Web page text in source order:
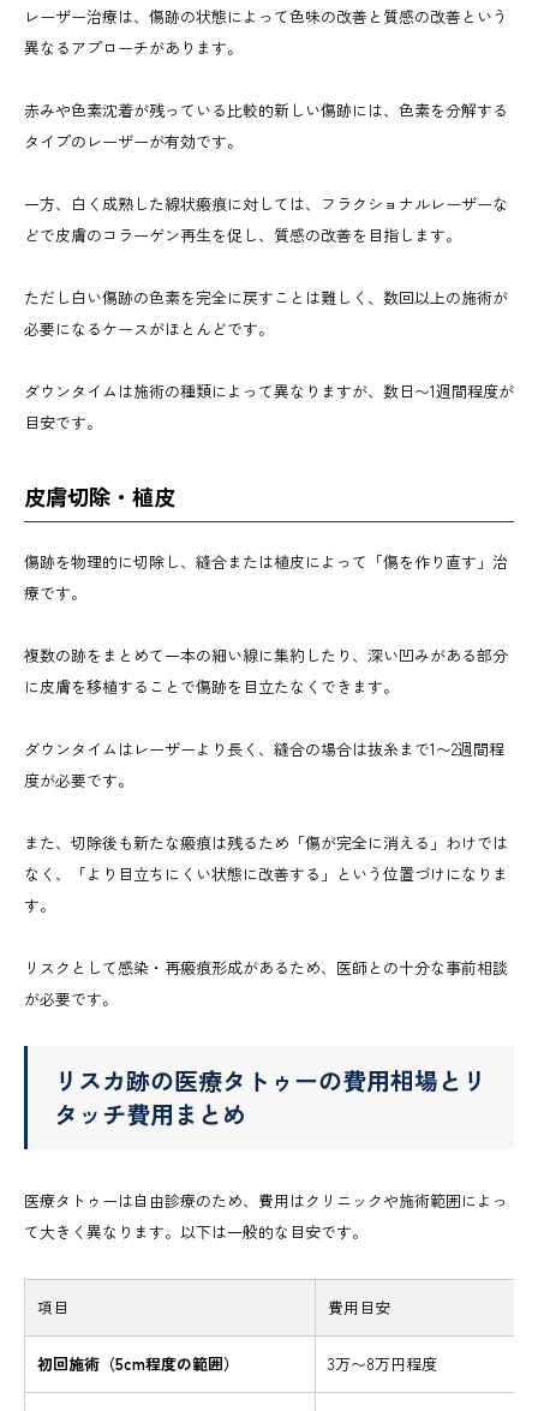
レーザー治療は、傷跡の状態によって色味の改善と質感の改善という
異なるアプローチがあります。
赤みや色素沈着が残っている比較的新しい傷跡には、色素を分解する
タイプのレーザーが有効です。
一方、白く成熟した線状瘢痕に対しては、フラクショナルレーザーな
どで皮膚のコラーゲン再生を促し、質感の改善を目指します。
ただし白い傷跡の色素を完全に戻すことは難しく、数回以上の施術が
必要になるケースがほとんどです。
ダウンタイムは施術の種類によって異なりますが、数日〜1週間程度が
目安です。
皮膚切除・植皮
傷跡を物理的に切除し、縫合または植皮によって「傷を作り直す」治
療です。
複数の跡をまとめて一本の細い線に集約したり、深い凹みがある部分
に皮膚を移植することで傷跡を目立たなくできます。
ダウンタイムはレーザーより長く、縫合の場合は抜糸まで1〜2週間程
度が必要です。
また、切除後も新たな瘢痕は残るため「傷が完全に消える」わけでは
なく、「より目立ちにくい状態に改善する」という位置づけになりま
す。
リスクとして感染・再瘢痕形成があるため、医師との十分な事前相談
が必要です。
リスカ跡の医療タトゥーの費用相場とリ
タッチ費用まとめ
医療タトゥーは自由診療のため、費用はクリニックや施術範囲によっ
て大きく異なります。以下は一般的な目安です。
項目 費用目安
初回施術（5cm程度の範囲） 3万〜8万円程度